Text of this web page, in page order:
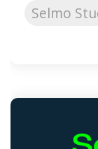
Selmo